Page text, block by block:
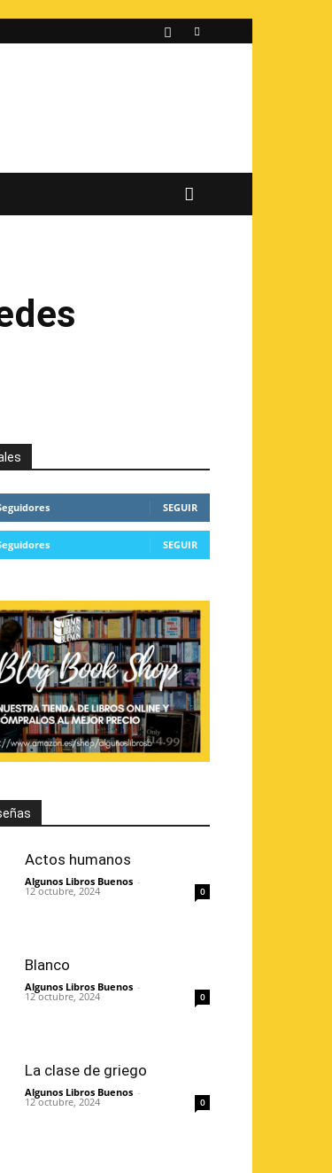
SEGUIR
SEGUIR
Actos humanos
Algunos Libros Buenos -
12 octubre, 2024 0
Blanco
Algunos Libros Buenos -
12 octubre, 2024 0
La clase de griego
Algunos Libros Buenos -
12 octubre, 2024 0